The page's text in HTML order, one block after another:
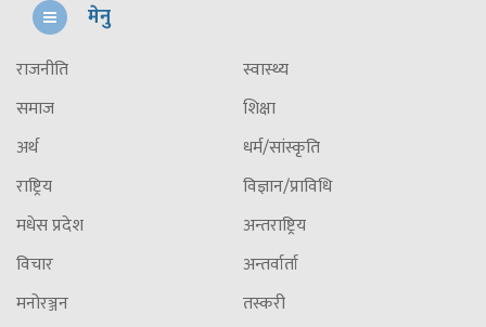
मेनु
राजनीति
समाज
अर्थ
राष्ट्रिय
मधेस प्रदेश
विचार
मनोरञ्जन
स्वास्थ्य
शिक्षा
धर्म/सांस्कृति
विज्ञान/प्राविधि
अन्तराष्ट्रिय
अन्तर्वार्ता
तस्करी